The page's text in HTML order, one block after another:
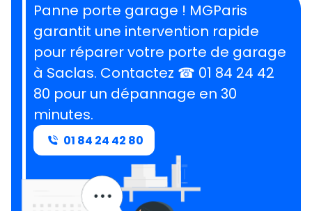
Panne porte garage ! MGParis
garantit une intervention rapide
pour réparer votre porte de garage
à Saclas. Contactez ☎ 01 84 24 42
80 pour un dépannage en 30
minutes.
01 84 24 42 80